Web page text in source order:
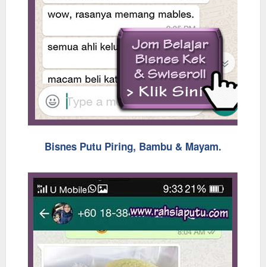
Bisnes Putu Piring, Bambu & Mayam.